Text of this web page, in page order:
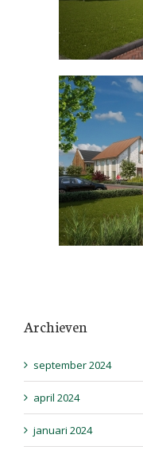
Archieven
september 2024
april 2024
januari 2024